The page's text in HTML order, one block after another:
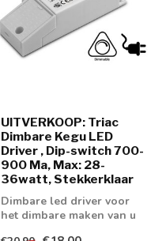
UITVERKOOP: Triac
Dimbare Kegu LED
Driver , Dip-switch 700-
900 Ma, Max: 28-
36watt, Stekkerklaar
Dimbare led driver voor
het dimbare maken van u